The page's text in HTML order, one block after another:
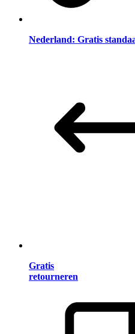
Nederland: Gratis
Gratis
retourneren